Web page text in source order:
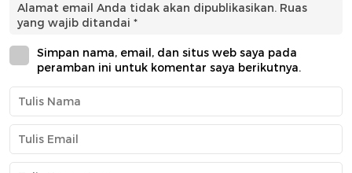
Alamat email Anda tidak akan dipublikasikan. Ruas
yang wajib ditandai *
Simpan nama, email, dan situs web saya pada
peramban ini untuk komentar saya berikutnya.